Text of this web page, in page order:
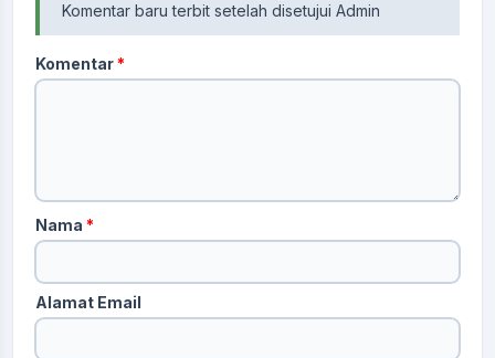
Komentar baru terbit setelah disetujui Admin
Komentar*
Nama *
Alamat Email